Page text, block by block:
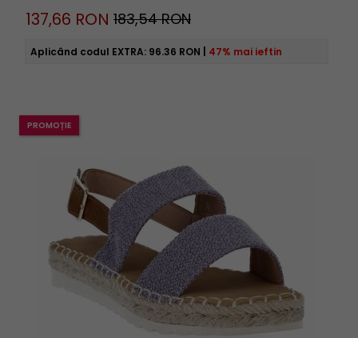
137,66 RON 183,54 RON
Aplicând codul EXTRA: 96.36 RON 47% mai ieftin
PROMOȚIE